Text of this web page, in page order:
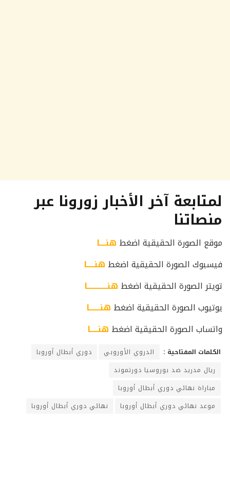
لمتابعة آخر الأخبار زورونا عبر
منصاتنا
موقع الصورة الحقيقية اضغط هنــــا
فيسبوك الصورة الحقيقية اضغط هنـــــا
تويتر الصورة الحقيقية اضغط هنـــــــــــــا
يوتيوب الصورة الحقيقية اضغط هنـــــــا
واتساب الصورة الحقيقية اضغط هنـــــا
الكلمات المفتاحية : الدروي الأوروبي
دوري أبطال أوروبا
ريال مدريد ضد بوروسيا دورتموند
مباراة نهائي دوري أبطال أوروبا
موعد نهائي دوري أبطال أوروبا
نهائي دوري أبطال أوروبا